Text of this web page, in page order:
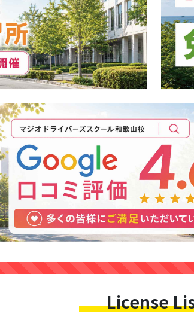
License